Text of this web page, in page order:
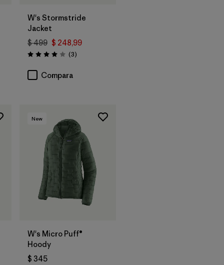
W's Stormstride
Jacket
$ 499 $ 248,99
Valoración: 4.0 / 5
(3Comentarios
)
Compara
New
W's Micro Puff®
Hoody
$ 345